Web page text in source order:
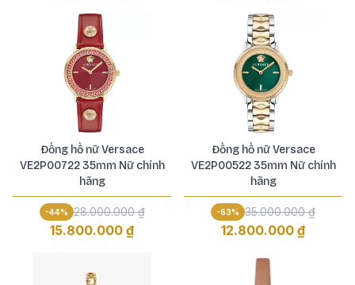
Đồng hồ nữ Versace
VE2P00722 35mm Nữ chính
hãng
-44% 28.000.000 ₫
15.800.000 ₫
Đồng hồ nữ Versace
VE2P00522 35mm Nữ chính
hãng
-63% 35.000.000 ₫
12.800.000 ₫